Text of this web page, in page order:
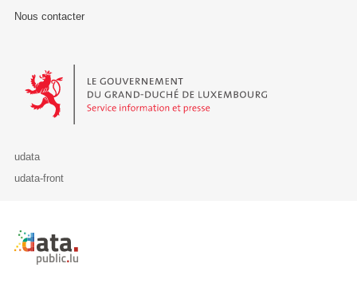
Nous contacter
Le Gouvernement du Grand-Duché de Luxembourg - Service
udata
udata-front
Retour à l'accueil de data.public.lu